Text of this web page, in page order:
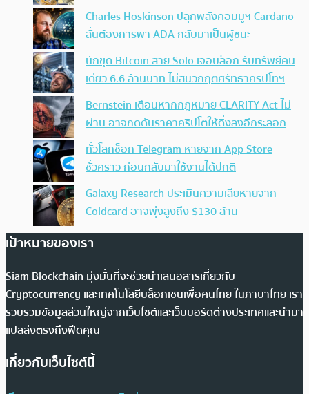
Charles Hoskinson ปลุกพลังคอมมูฯ Cardano
ลั่นต้องการพา ADA กลับมาเป็นผู้ชนะ
นักขุด Bitcoin สาย Solo เจอบล็อก รับทรัพย์คน
เดียว 6.6 ล้านบาท ไม่สนวิกฤตศรัทธาคริปโทฯ
Bernstein เตือนหากกฎหมาย CLARITY Act ไม่
ผ่าน อาจกดดันราคาคริปโตให้ดิ่งลงอีกระลอก
ทั่วโลกช็อก Telegram หายจาก App Store
ชั่วคราว ก่อนกลับมาใช้งานได้ปกติ
Galaxy Research ประเมินความเสียหายจาก
Coldcard อาจพุ่งสูงถึง $130 ล้าน
เป้าหมายของเรา
Siam Blockchain มุ่งมั่นที่จะช่วยนำเสนอสารเกี่ยวกับ
Cryptocurrency และเทคโนโลยีบล็อกเชนเพื่อคนไทย ในภาษาไทย เรา
รวบรวมข้อมูลส่วนใหญ่จากเว็บไซต์และเว็บบอร์ดต่างประเทศและนำมา
แปลส่งตรงถึงฟีดคุณ
เกี่ยวกับเว็บไซต์นี้